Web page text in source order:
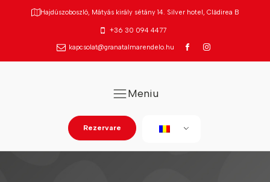
Hajdúszoboszló, Mátyás király sétány 14. Silver hotel, Clădirea B
+36 30 094 4477
kapcsolat@granatalmarendelo.hu
Meniu
Rezervare